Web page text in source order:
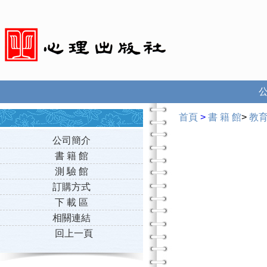
公司簡介
書 籍 館
測 驗 館
訂購方式
下 載 區
相關連結
回上一頁
首頁 > 書 籍 館> 教